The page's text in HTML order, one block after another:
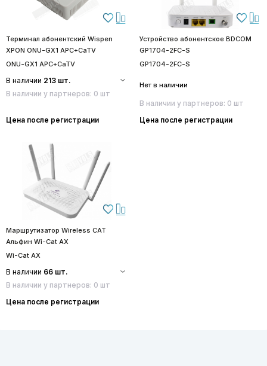
Терминал абонентский Wispen
XPON ONU-GX1 APC+CaTV
ONU-GX1 APC+CaTV
В наличии 213 шт.
В наличии у партнеров: 0 шт
Цена после регистрации
Устройство абонентское BDCOM
GP1704-2FC-S
GP1704-2FC-S
Нет в наличии
В наличии у партнеров: 0 шт
Цена после регистрации
Маршрутизатор Wireless CAT
Альфин Wi-Cat AX
Wi-Cat AX
В наличии 66 шт.
В наличии у партнеров: 0 шт
Цена после регистрации